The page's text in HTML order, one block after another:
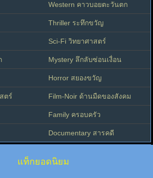
Western คาวบอยตะวันตก
Thriller ระทึกขวัญ
Sci-Fi วิทยาศาสตร์
Mystery ลึกลับซ่อนเงื่อน
Horror สยองขวัญ
ตร์ Film-Noir ด้านมืดของสังคม
Family ครอบครัว
Documentary สารคดี
แท็กยอดนิยม